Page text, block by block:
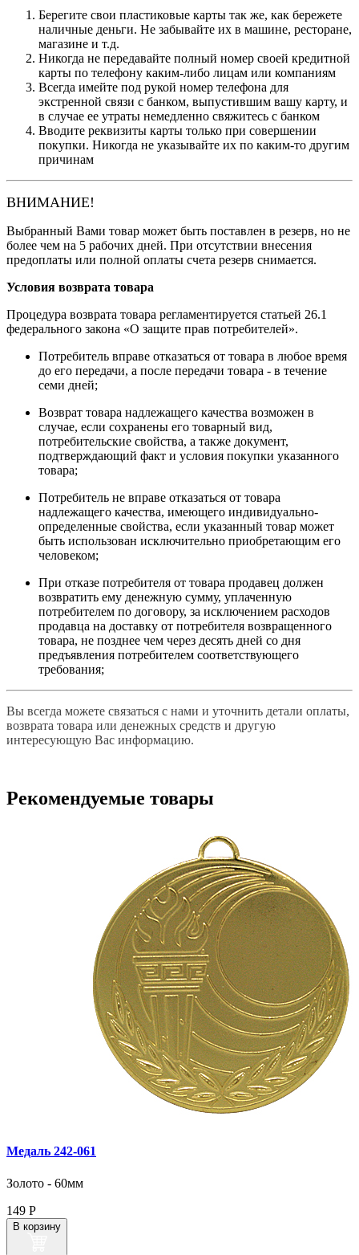
Берегите свои пластиковые карты так же, как бережете
наличные деньги. Не забывайте их в машине, ресторане,
магазине и т.д.
Никогда не передавайте полный номер своей кредитной
карты по телефону каким-либо лицам или компаниям
Всегда имейте под рукой номер телефона для
экстренной связи с банком, выпустившим вашу карту, и
в случае ее утраты немедленно свяжитесь с банком
Вводите реквизиты карты только при совершении
покупки. Никогда не указывайте их по каким-то другим
причинам
ВНИМАНИЕ!
Выбранный Вами товар может быть поставлен в резерв, но не
более чем на 5 рабочих дней. При отсутствии внесения
предоплаты или полной оплаты счета резерв снимается.
Условия возврата товара
Процедура возврата товара регламентируется статьей 26.1
федерального закона «О защите прав потребителей».
Потребитель вправе отказаться от товара в любое время
до его передачи, а после передачи товара - в течение
семи дней;
Возврат товара надлежащего качества возможен в
случае, если сохранены его товарный вид,
потребительские свойства, а также документ,
подтверждающий факт и условия покупки указанного
товара;
Потребитель не вправе отказаться от товара
надлежащего качества, имеющего индивидуально-
определенные свойства, если указанный товар может
быть использован исключительно приобретающим его
человеком;
При отказе потребителя от товара продавец должен
возвратить ему денежную сумму, уплаченную
потребителем по договору, за исключением расходов
продавца на доставку от потребителя возвращенного
товара, не позднее чем через десять дней со дня
предъявления потребителем соответствующего
требования;
Вы всегда можете связаться с нами и уточнить детали оплаты,
возврата товара или денежных средств и другую
интересующую Вас информацию.
Рекомендуемые товары
Медаль 242‑061
Золото - 60мм
149 Р
В корзину